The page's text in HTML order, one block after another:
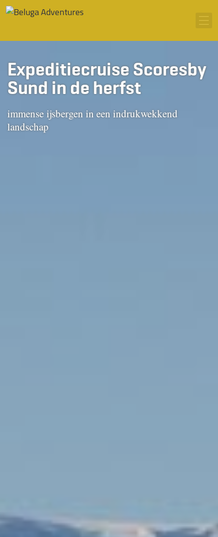
Ga naar inhoud
Expeditiecruise Scoresby
Sund in de herfst
immense ijsbergen in een indrukwekkend
landschap